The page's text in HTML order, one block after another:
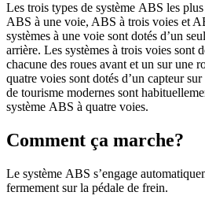
Les trois types de système ABS les
ABS à une voie, ABS à trois voies et
systèmes à une voie sont dotés d’un
arrière. Les systèmes à trois voies sont
chacune des roues avant et un sur une
quatre voies sont dotés d’un capteur
de tourisme modernes sont
système ABS à quatre voies.
Comment ça marche?
Le système ABS s’engage
fermement sur la pédale de frein.